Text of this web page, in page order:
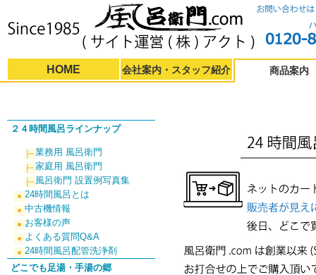
HOME 会社案内・スタッフ紹介 商品案内
２４時間風呂ラインナップ
業務用 風呂衛門
家庭用 風呂衛門
風呂衛門 設置例写真集
24時間風呂とは
中古機情報
お客様の声
よくある質問Q&A
24時間風呂配管洗浄剤
どこでも足湯・手湯の郷